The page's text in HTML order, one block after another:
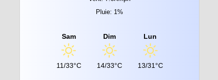
Pluie: 1%
Sam
11/33°C
Dim
14/33°C
Lun
13/31°C